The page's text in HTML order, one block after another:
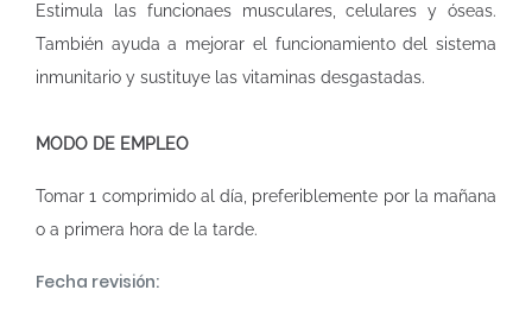
Estimula las funcionaes musculares, celulares y óseas.
También ayuda a mejorar el funcionamiento del sistema
inmunitario y sustituye las vitaminas desgastadas.
MODO DE EMPLEO
Tomar 1 comprimido al día, preferiblemente por la mañana
o a primera hora de la tarde.
Fecha revisión: